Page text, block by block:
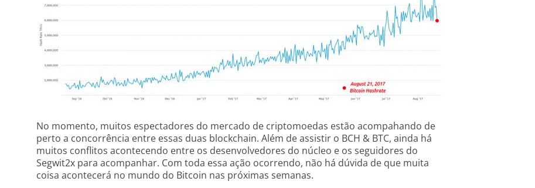
No momento, muitos espectadores do mercado de criptomoedas estão acompahando de
perto a concorrência entre essas duas blockchain. Além de assistir o BCH & BTC, ainda há
muitos conflitos acontecendo entre os desenvolvedores do núcleo e os seguidores do
Segwit2x para acompanhar. Com toda essa ação ocorrendo, não há dúvida de que muita
coisa acontecerá no mundo do Bitcoin nas próximas semanas.